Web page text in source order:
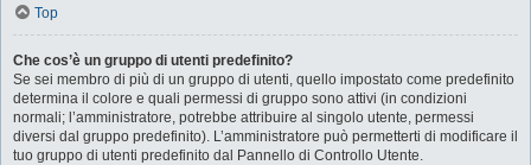
Top
Che cos’è un gruppo di utenti predefinito?
Se sei membro di più di un gruppo di utenti, quello impostato come predefinito
determina il colore e quali permessi di gruppo sono attivi (in condizioni
normali; l’amministratore, potrebbe attribuire al singolo utente, permessi
diversi dal gruppo predefinito). L’amministratore può permetterti di modificare il
tuo gruppo di utenti predefinito dal Pannello di Controllo Utente.